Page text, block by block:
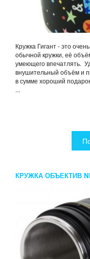
Кружка Гигант - это
обычной кружки, её
умеющего впечатлять.
внушительный объём и
в сумме хороший
...
КРУЖКА ОБЪЕКТИВ